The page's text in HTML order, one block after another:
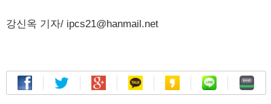
강신옥 기자/ ipcs21@hanmail.net